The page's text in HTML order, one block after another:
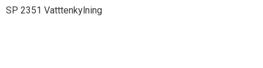
SP 2351 Vatttenkylning